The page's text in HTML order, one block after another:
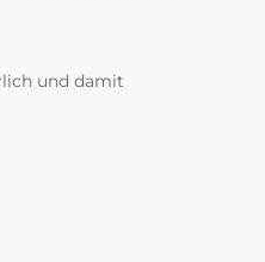
und damit